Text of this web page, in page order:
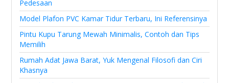
Pedesaan
Model Plafon PVC Kamar Tidur Terbaru, Ini Referensinya
Pintu Kupu Tarung Mewah Minimalis, Contoh dan Tips
Memilih
Rumah Adat Jawa Barat, Yuk Mengenal Filosofi dan Ciri
Khasnya